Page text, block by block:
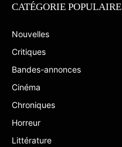
CATÉGORIE POPULAIRE
Nouvelles
Critiques
Bandes-annonces
Cinéma
Chroniques
Horreur
Littérature